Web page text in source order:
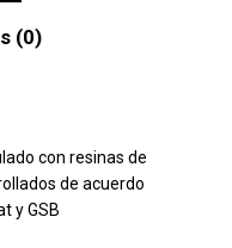
(0)
con resinas de
de acuerdo
y GSB